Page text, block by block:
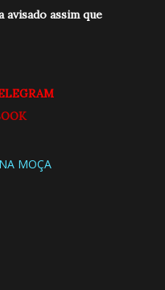
avisado assim que
MOÇA